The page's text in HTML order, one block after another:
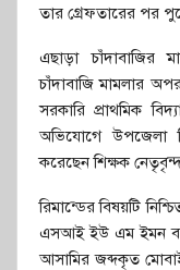
তার গ্রেফতারের পর
এছাড়া চাঁদাবাজির
চাঁদাবাজি মামলার
সরকারি প্রাথমিক
অভিযোগে উপজেলা
করেছেন শিক্ষক
রিমান্ডের বিষয়টি
এসআই ইউ এম ইমন
আসামির জব্দকৃত